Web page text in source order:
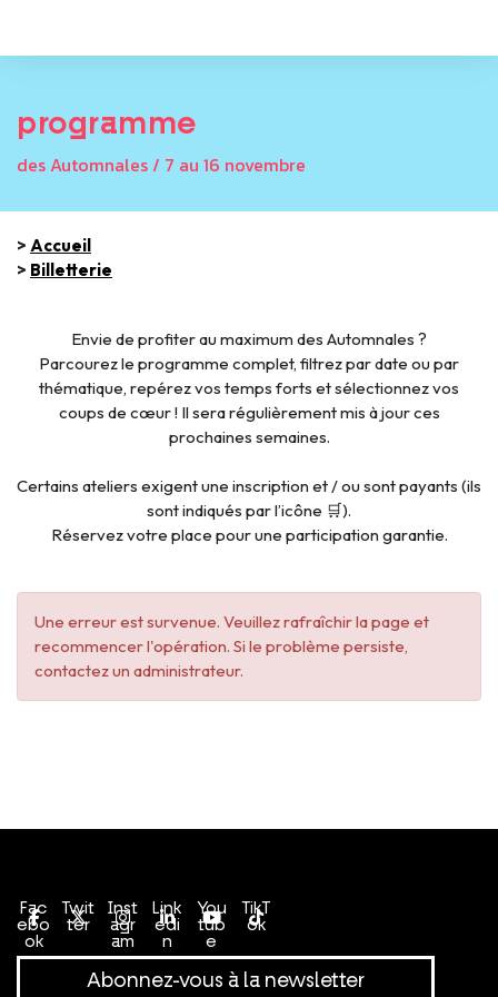
programme
des Automnales / 7 au 16 novembre
> Accueil
> Billetterie
Envie de profiter au maximum des Automnales ?
Parcourez le programme complet, filtrez par date ou par
thématique, repérez vos temps forts et sélectionnez vos
coups de cœur ! Il sera régulièrement mis à jour ces
prochaines semaines.
Certains ateliers exigent une inscription et / ou sont payants (ils
sont indiqués par l’icône 🛒).
Réservez votre place pour une participation garantie.
Une erreur est survenue. Veuillez rafraîchir la page et
recommencer l'opération. Si le problème persiste,
contactez un administrateur.
Fac
ebo
ok
Twit
ter
Inst
agr
am
Link
edi
n
You
tub
e
TikT
ok
Abonnez-vous à la newsletter